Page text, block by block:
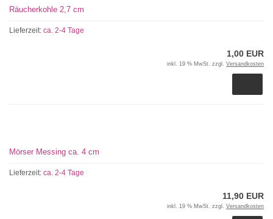
Räucherkohle 2,7 cm
Lieferzeit: ca. 2-4 Tage
1,00 EUR
inkl. 19 % MwSt. zzgl. Versandkosten
Mörser Messing ca. 4 cm
Lieferzeit: ca. 2-4 Tage
11,90 EUR
inkl. 19 % MwSt. zzgl. Versandkosten